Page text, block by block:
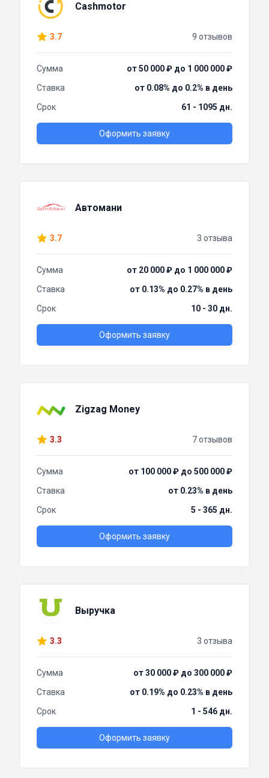
Cashmotor
3.7 9 отзывов
Сумма
от 50 000 ₽ до 1 000 000 ₽
Ставка
от 0.08% до 0.2% в день
Срок
61 - 1095 дн.
Оформить заявку
Автомани
3.7 3 отзыва
Сумма
от 20 000 ₽ до 1 000 000 ₽
Ставка
от 0.13% до 0.27% в день
Срок
10 - 30 дн.
Оформить заявку
Zigzag Money
3.3 7 отзывов
Сумма
от 100 000 ₽ до 500 000 ₽
Ставка
от 0.23% в день
Срок
5 - 365 дн.
Оформить заявку
Выручка
3.3 3 отзыва
Сумма
от 30 000 ₽ до 300 000 ₽
Ставка
от 0.19% до 0.23% в день
Срок
1 - 546 дн.
Оформить заявку